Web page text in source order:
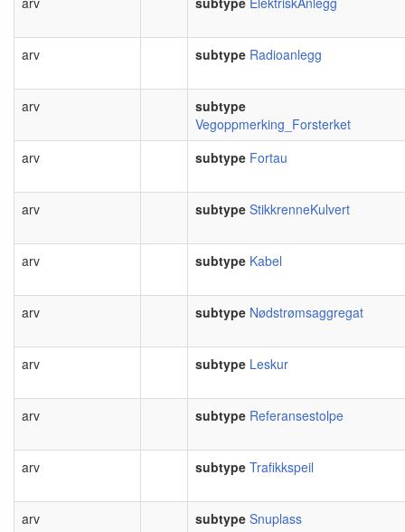
arv subtype Radioanlegg
arv
subtype
Vegoppmerking_Forsterket
arv
subtype Fortau
arv subtype StikkrenneKulvert
arv subtype Kabel
arv subtype Nødstrømsaggregat
arv subtype Leskur
arv subtype Referansestolpe
arv subtype Trafikkspeil
arv subtype Snuplass